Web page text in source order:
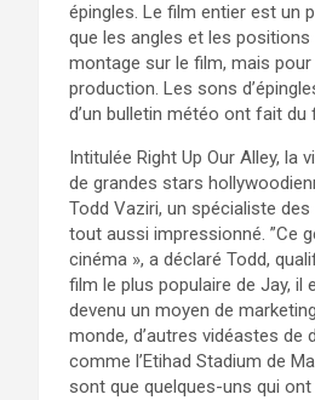
épingles. Le film entier est un
que les angles et les
montage sur le film, mais
production. Les sons
d’un bulletin météo ont fait du
Intitulée Right Up Our Alley, la
de grandes stars
Todd Vaziri, un spécialiste
tout aussi impressionné. ”Ce
cinéma », a déclaré Todd,
film le plus populaire de Jay, il
devenu un moyen de
monde, d’autres vidéastes
comme l’Etihad Stadium de
sont que quelques-uns qui